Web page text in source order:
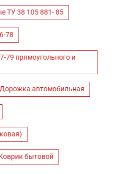
ТУ 38 105 881- 85
78
79 прямоугольного и
Дорожка автомобильная
бытовой